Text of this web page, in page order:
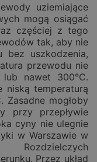
uziemiające
mogą osiągać
częściej z tego
tak, aby nie
bez uszkodzenia,
przewodu nie
lub nawet 300°C.
niską temperaturą
Zasadne mogłoby
przy przepływie
cyny nie ulegnie
w Warszawie w
Przez układ